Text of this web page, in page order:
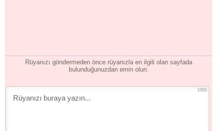
Rüyanızı göndermeden önce rüyanızla en ilgili olan sayfada
bulunduğunuzdan emin olun.
1000